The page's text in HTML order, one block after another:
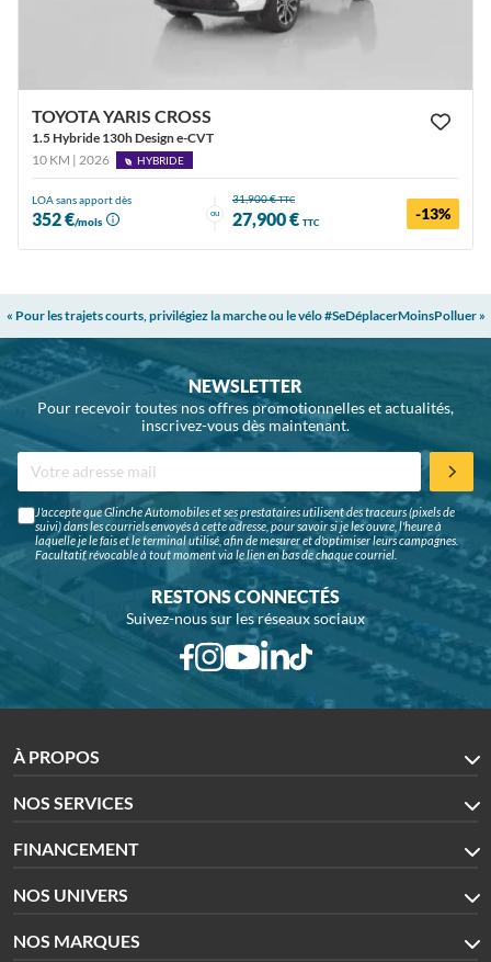
TOYOTA YARIS CROSS
1.5 Hybride 130h Design e-CVT
10 KM | 2026
HYBRIDE
LOA sans apport dès
352 €/mois
ou
31,900 €TTC
27,900 € TTC -13%
« Pour les trajets courts, privilégiez la marche ou le vélo #SeDéplacerMoinsPolluer »
NEWSLETTER
Pour recevoir toutes nos offres promotionnelles et actualités,
inscrivez-vous dès maintenant.
J'accepte que Glinche Automobiles et ses prestataires utilisent des traceurs (pixels de
suivi) dans les courriels envoyés à cette adresse, pour savoir si je les ouvre, l'heure à
laquelle je le fais et le terminal utilisé, afin de mesurer et d'optimiser leurs campagnes.
Facultatif, révocable à tout moment via le lien en bas de chaque courriel.
RESTONS CONNECTÉS
Suivez-nous sur les réseaux sociaux
À PROPOS
NOS SERVICES
FINANCEMENT
NOS UNIVERS
NOS MARQUES